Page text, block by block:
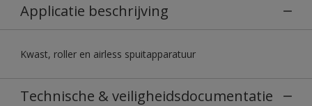
Applicatie beschrijving
Kwast, roller en airless spuitapparatuur
Technische & veiligheidsdocumentatie